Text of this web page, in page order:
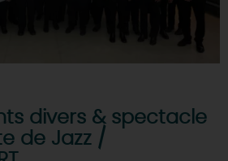
divers & spectacle
de Jazz /